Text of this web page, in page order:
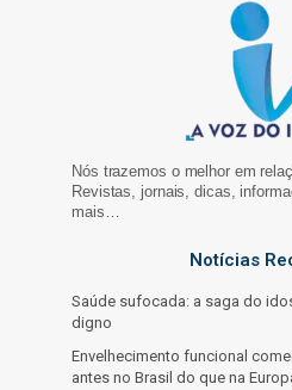
Nós trazemos o melhor em
Revistas, jornais, dicas,
mais…
Notícias
Saúde sufocada: a saga do
digno
Envelhecimento funcional
antes no Brasil do que na